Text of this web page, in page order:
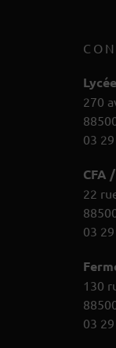
Lycée
270
03
CFA
22
03
130
03